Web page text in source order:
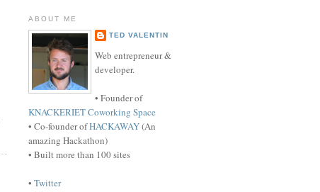
ABOUT ME
TED VALENTIN
Web entrepreneur &
developer.
• Founder of
KNACKERIET Coworking Space
• Co-founder ofHACKAWAY(An
amazing Hackathon)
• Built more than 100 sites
• Twitter